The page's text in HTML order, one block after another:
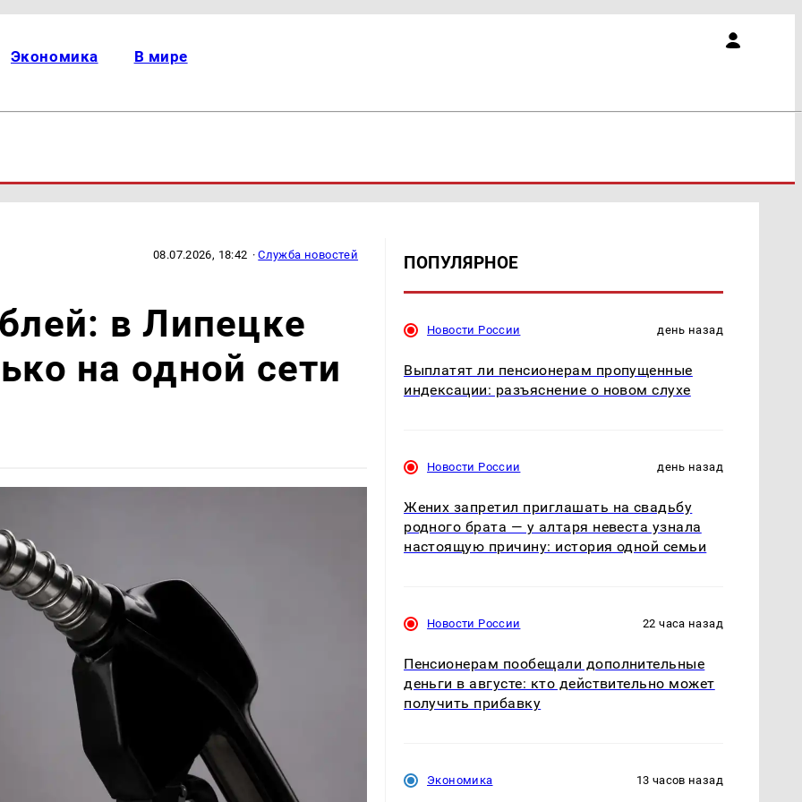
Экономика В мире
08.07.2026, 18:42 ·Служба новостей
в Липецке
на одной сети
ПОПУЛЯРНОЕ
Новости России день назад
Выплатят ли пенсионерам пропущенные
индексации: разъяснение о новом слухе
Новости России день назад
Жених запретил приглашать на свадьбу
родного брата — у алтаря невеста узнала
настоящую причину: история одной семьи
Новости России 22 часа назад
Пенсионерам пообещали дополнительные
деньги в августе: кто действительно может
получить прибавку
Экономика 13 часов назад